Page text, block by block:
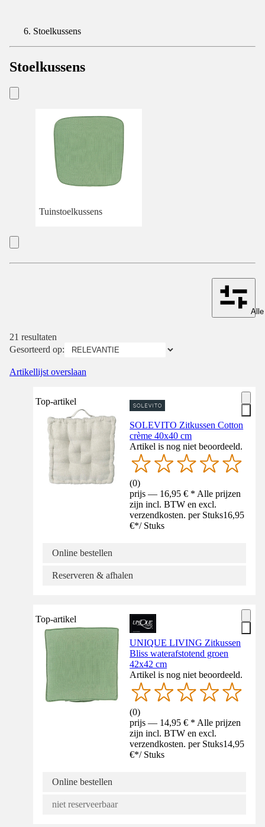
Stoelkussens
Stoelkussens
Tuinstoelkussens
21 resultaten
Gesorteerd op:
Artikellijst overslaan
Top-artikel
SOLEVITO Zitkussen Cotton
crème 40x40 cm
Artikel is nog niet beoordeeld.
(0)
prijs — 16,95 € * Alle prijzen
zijn incl. BTW en excl.
verzendkosten. per Stuks16,95
€*/ Stuks
Online bestellen
Reserveren & afhalen
Top-artikel
UNIQUE LIVING Zitkussen
Bliss waterafstotend groen
42x42 cm
Artikel is nog niet beoordeeld.
(0)
prijs — 14,95 € * Alle prijzen
zijn incl. BTW en excl.
verzendkosten. per Stuks14,95
€*/ Stuks
Online bestellen
niet reserveerbaar